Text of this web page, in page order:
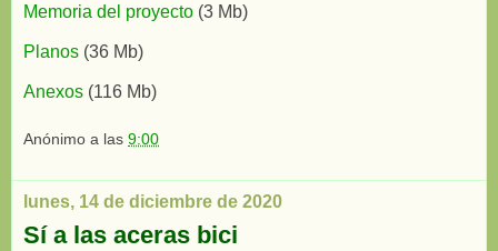
Memoria del proyecto (3 Mb)
Planos (36 Mb)
Anexos (116 Mb)
Anónimo a las 9:00
lunes, 14 de diciembre de 2020
Sí a las aceras bici